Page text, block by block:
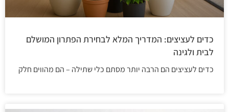
כדים לעציצים: המדריך המלא לבחירת הפתרון המושלם
לבית ולגינה
כדים לעציצים הם הרבה יותר מסתם כלי שתילה – הם מהווים חלק